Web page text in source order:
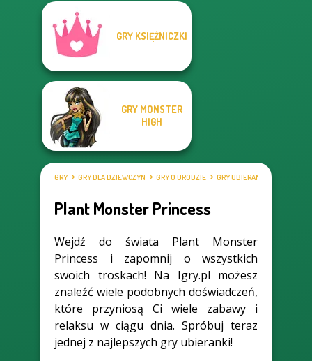
GRY KSIĘŻNICZKI
GRY MONSTER
HIGH
GRY GRY DLA DZIEWCZYN GRY O URODZIE GRY UBIERANKI
Plant Monster Princess
Wejdź do świata Plant Monster
Princess i zapomnij o wszystkich
swoich troskach! Na Igry.pl możesz
znaleźć wiele podobnych doświadczeń,
które przyniosą Ci wiele zabawy i
relaksu w ciągu dnia. Spróbuj teraz
jednej z najlepszych gry ubieranki!